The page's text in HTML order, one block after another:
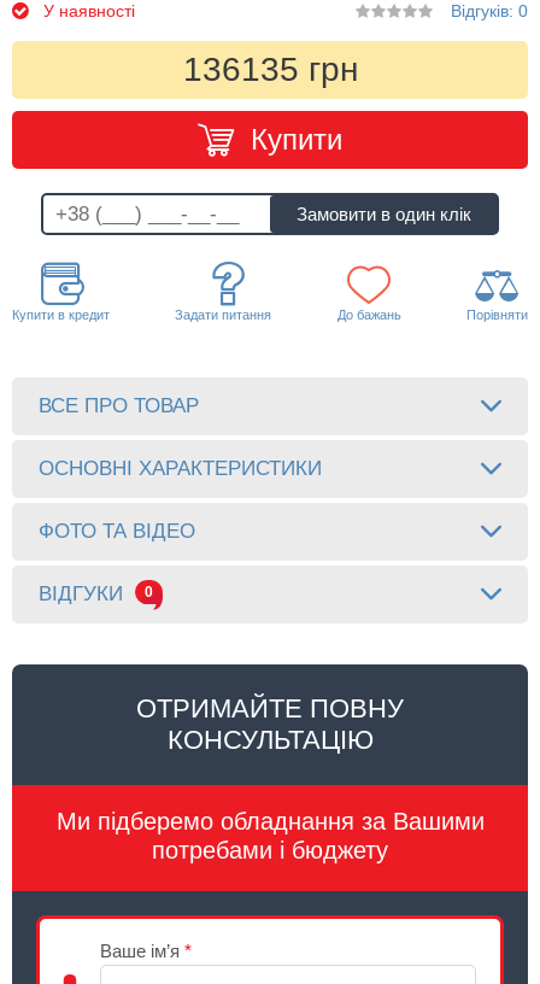
У наявності Відгуків: 0
136135 грн
Купити
Купити в кредит Задати питання До бажань Порівняти
ВСЕ ПРО ТОВАР
ОСНОВНІ ХАРАКТЕРИСТИКИ
ФОТО ТА ВІДЕО
ВІДГУКИ 0
ОТРИМАЙТЕ ПОВНУ
КОНСУЛЬТАЦІЮ
Ми підберемо обладнання за Вашими
потребами і бюджету
Ваше ім’я *